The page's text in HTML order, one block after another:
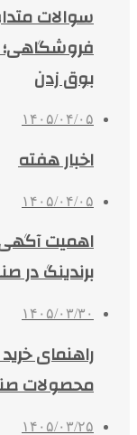
سوالات
فروشگاهی؛
بوق زدن
۱۴۰۵/۰۴/۰۵
اخبار هفته
۱۴۰۵/۰۴/۰۵
اهمیت
برندینگ در
۱۴۰۵/۰۳/۳۰
راهنمای
محصولات
۱۴۰۵/۰۳/۲۵